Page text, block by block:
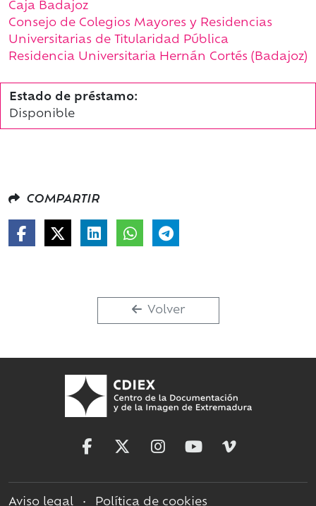
Caja Badajoz
Consejo de Colegios Mayores y Residencias
Universitarias de Titularidad Pública
Residencia Universitaria Hernán Cortés (Badajoz)
Estado de préstamo:
Disponible
COMPARTIR
Volver
Aviso legal • Política de cookies